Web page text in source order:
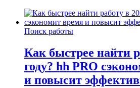
Поиск работы
Как быстрее найти
году? hh PRO
и повысит